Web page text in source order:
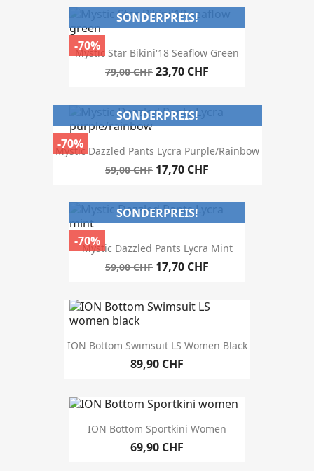
Mystic Star Bikini'18 Seaflow Green
79,00 CHF 23,70 CHF
SONDERPREIS!
-70%
Mystic Dazzled Pants Lycra Purple/rainbow
59,00 CHF 17,70 CHF
SONDERPREIS!
-70%
Mystic Dazzled Pants Lycra Mint
59,00 CHF 17,70 CHF
SONDERPREIS!
-70%
ION Bottom Swimsuit LS Women Black
89,90 CHF
ION Bottom Sportkini Women
69,90 CHF